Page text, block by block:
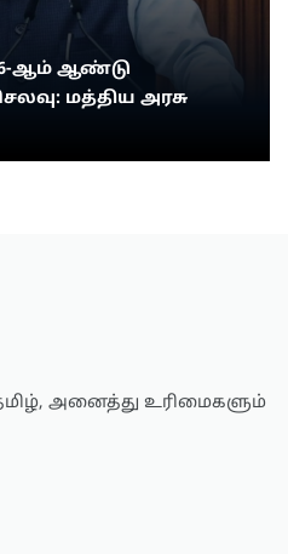
ஆம் ஆண்டு
மத்திய அரசு
அனைத்து உரிமைகளும்